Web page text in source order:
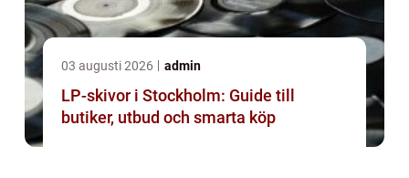
03 augusti 2026 admin
LP-skivor i Stockholm: Guide till
butiker, utbud och smarta köp